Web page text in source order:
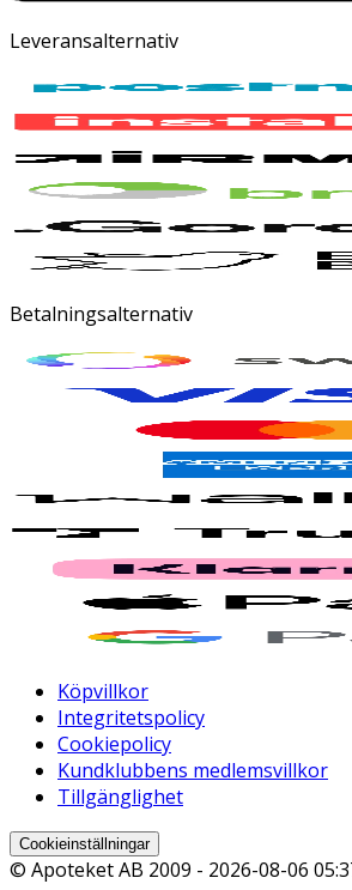
Leveransalternativ
Betalningsalternativ
Köpvillkor
Integritetspolicy
Cookiepolicy
Kundklubbens medlemsvillkor
Tillgänglighet
Cookieinställningar
© Apoteket AB 2009 - 2026-08-06